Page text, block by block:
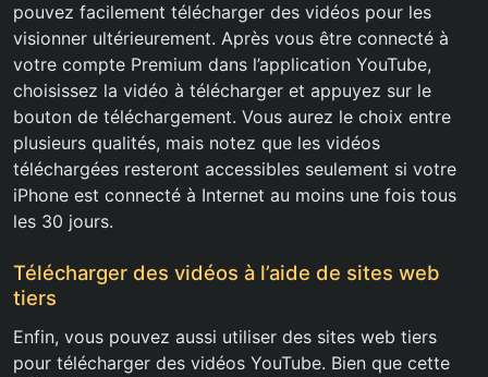
pouvez facilement télécharger des vidéos pour les
visionner ultérieurement. Après vous être connecté à
votre compte Premium dans l’application YouTube,
choisissez la vidéo à télécharger et appuyez sur le
bouton de téléchargement. Vous aurez le choix entre
plusieurs qualités, mais notez que les vidéos
téléchargées resteront accessibles seulement si votre
iPhone est connecté à Internet au moins une fois tous
les 30 jours.
Télécharger des vidéos à l’aide de sites web
tiers
Enfin, vous pouvez aussi utiliser des sites web tiers
pour télécharger des vidéos YouTube. Bien que cette